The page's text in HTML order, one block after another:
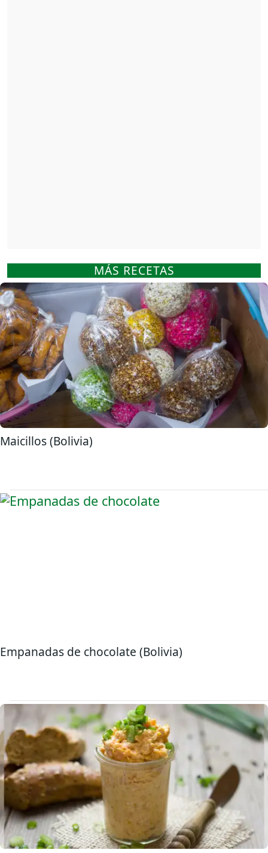
MÁS RECETAS
Maicillos (Bolivia)
Empanadas de chocolate (Bolivia)